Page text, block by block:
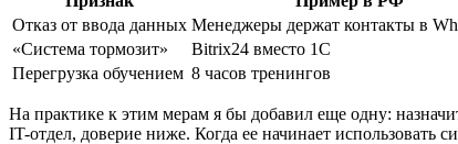
Отказ от ввода данных Менеджеры держат контакты в
«Система тормозит»
Bitrix24 вместо 1C
Перегрузка обучением 8 часов тренингов
На практике к этим мерам я бы добавил еще одну:
IT-отдел, доверие ниже. Когда ее начинает